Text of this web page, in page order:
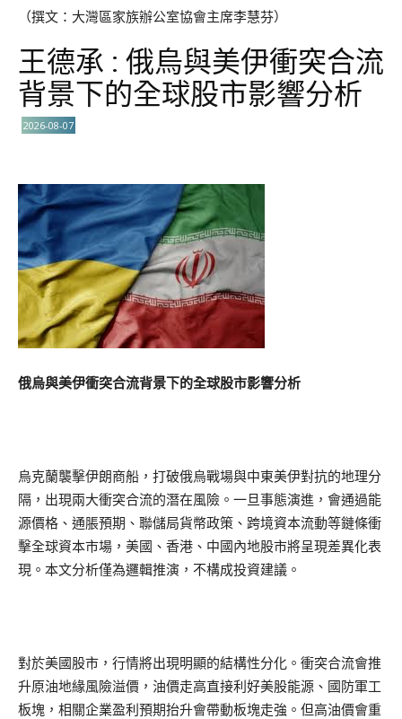
（撰文：大灣區家族辦公室協會主席李慧芬）
王德承 : 俄烏與美伊衝突合流
背景下的全球股市影響分析
2026-08-07
俄烏與美伊衝突合流背景下的全球股市影響分析
烏克蘭襲擊伊朗商船，打破俄烏戰場與中東美伊對抗的地理分
隔，出現兩大衝突合流的潛在風險。一旦事態演進，會通過能
源價格、通脹預期、聯儲局貨幣政策、跨境資本流動等鏈條衝
擊全球資本市場，美國、香港、中國內地股市將呈現差異化表
現。本文分析僅為邏輯推演，不構成投資建議。
對於美國股市，行情將出現明顯的結構性分化。衝突合流會推
升原油地緣風險溢價，油價走高直接利好美股能源、國防軍工
板塊，相關企業盈利預期抬升會帶動板塊走強。但高油價會重